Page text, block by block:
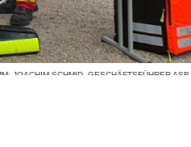
JOACHIM SCHMID, GESCHÄFTSFÜHRER ASB